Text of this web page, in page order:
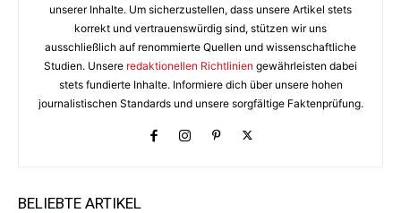
unserer Inhalte. Um sicherzustellen, dass unsere Artikel stets
korrekt und vertrauenswürdig sind, stützen wir uns
ausschließlich auf renommierte Quellen und wissenschaftliche
Studien. Unsere redaktionellen Richtlinien gewährleisten dabei
stets fundierte Inhalte. Informiere dich über unsere hohen
journalistischen Standards und unsere sorgfältige Faktenprüfung.
BELIEBTE ARTIKEL